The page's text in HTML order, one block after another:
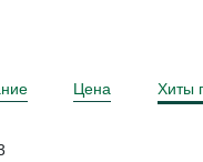
Цена Хиты